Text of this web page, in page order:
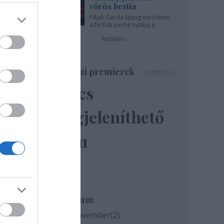
vörös bestia
Pikali Gerda talpig vörösben,
a férfiak pedig nyakig a
hirdetés
Színházi premierek
Nincs
megjeleníthető
elem
Archívum
2020 november(2)